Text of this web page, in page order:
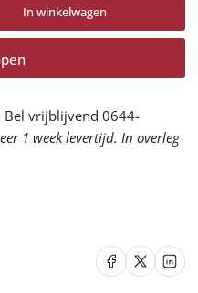
In winkelwagen
Bel vrijblijvend 0644-
1 week levertijd. In overleg
Delen op Facebook
Delen op X Delen